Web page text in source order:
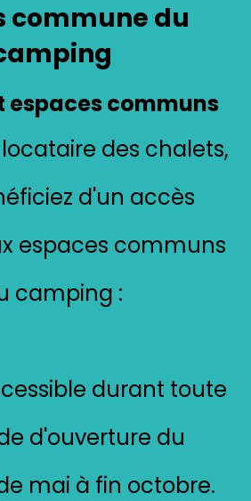
commune du
espaces communs
des chalets,
d'un accès
espaces communs
camping :
durant toute
d'ouverture du
mai à fin octobre.